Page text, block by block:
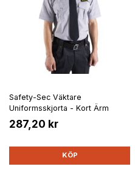
Safety-Sec Väktare
Uniformsskjorta - Kort Ärm
287,20 kr
KÖP